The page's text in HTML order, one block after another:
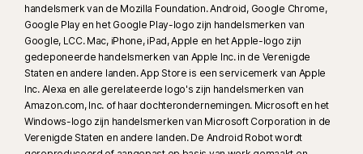
handelsmerk van de Mozilla Foundation. Android, Google Chrome,
Google Play en het Google Play-logo zijn handelsmerken van
Google, LCC. Mac, iPhone, iPad, Apple en het Apple-logo zijn
gedeponeerde handelsmerken van Apple Inc. in de Verenigde
Staten en andere landen. App Store is een servicemerk van Apple
Inc. Alexa en alle gerelateerde logo's zijn handelsmerken van
Amazon.com, Inc. of haar dochterondernemingen. Microsoft en het
Windows-logo zijn handelsmerken van Microsoft Corporation in de
Verenigde Staten en andere landen. De Android Robot wordt